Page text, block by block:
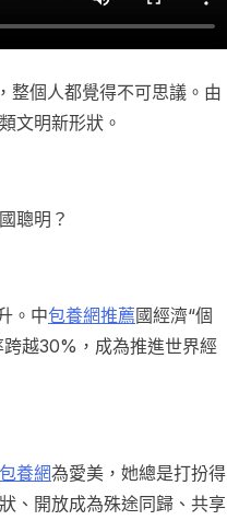
整個人都覺得不可思議。由
文明新形狀。
聰明？
。中包養網推薦國經濟“個
跨越30%，成為推進世界經
包養網為愛美，她總是打扮得
、開放成為殊途同歸、共享